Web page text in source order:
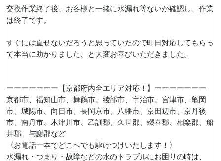
交換作業終了後、お客様と一緒に水漏れ等ないか確認し、作業
は終了です。
すぐには直せないだろうと思っていたので即日対応してもらっ
て本当に助かりました、と大変お喜びいただきました。
ーーーーーーー【京都府内全エリア対応！】ーーーーーーー
京都市、福知山市、舞鶴市、綾部市、宇治市、宮津市、亀岡
市、城陽市、向日市、長岡京市、八幡市、京田辺市、京丹後
市、南丹市、木津川市、乙訓郡、久世郡、綴喜郡、相楽郡、船
井郡、与謝郡など
〈お電話一本でどこへでも駆けつけいたします！〉
水漏れ・つまり・故障などの水のトラブルにお困りの時は、